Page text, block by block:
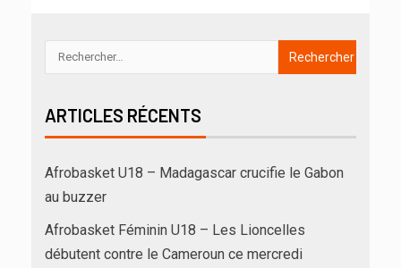
ARTICLES RÉCENTS
Afrobasket U18 – Madagascar crucifie le Gabon
au buzzer
Afrobasket Féminin U18 – Les Lioncelles
débutent contre le Cameroun ce mercredi